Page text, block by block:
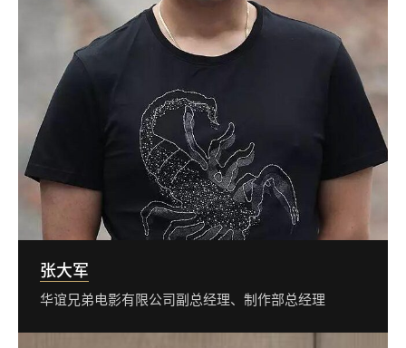
张大军
华谊兄弟电影有限公司副总经理、制作部总经理